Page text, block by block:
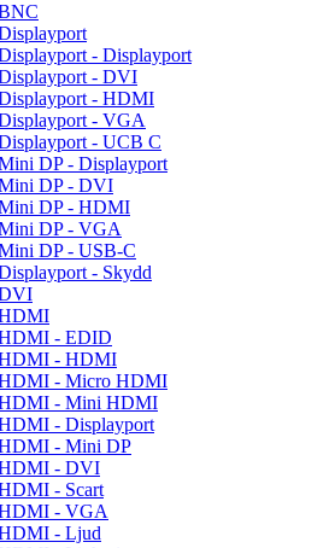
- Displayport
- DVI
- HDMI
- VGA
- UCB C
DP - Displayport
DP - DVI
DP - HDMI
DP - VGA
DP - USB-C
- Skydd
- EDID
- HDMI
- Micro HDMI
- Mini HDMI
- Displayport
- Mini DP
- DVI
- Scart
- VGA
- Ljud